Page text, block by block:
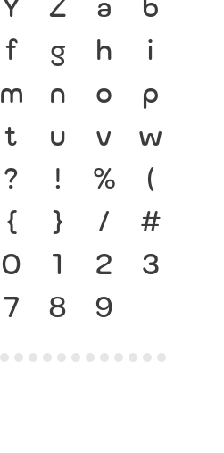
f g h
i
m n o
p
t u v
w
? ! %
(
{ } /
#
0 1 2
3
7 8 9